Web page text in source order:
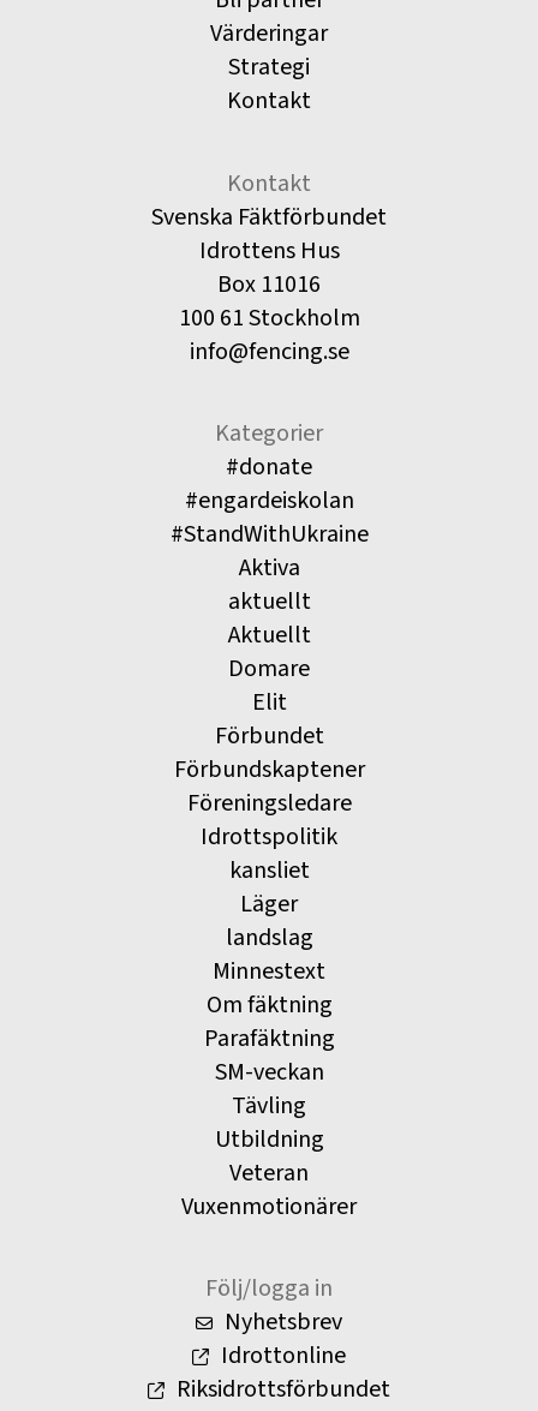
Värderingar
Strategi
Kontakt
Kontakt
Svenska Fäktförbundet
Idrottens Hus
Box 11016
100 61 Stockholm
info@fencing.se
Kategorier
#donate
#engardeiskolan
#StandWithUkraine
Aktiva
aktuellt
Aktuellt
Domare
Elit
Förbundet
Förbundskaptener
Föreningsledare
Idrottspolitik
kansliet
Läger
landslag
Minnestext
Om fäktning
Parafäktning
SM-veckan
Tävling
Utbildning
Veteran
Vuxenmotionärer
Följ/logga in
Nyhetsbrev
Idrottonline
Riksidrottsförbundet